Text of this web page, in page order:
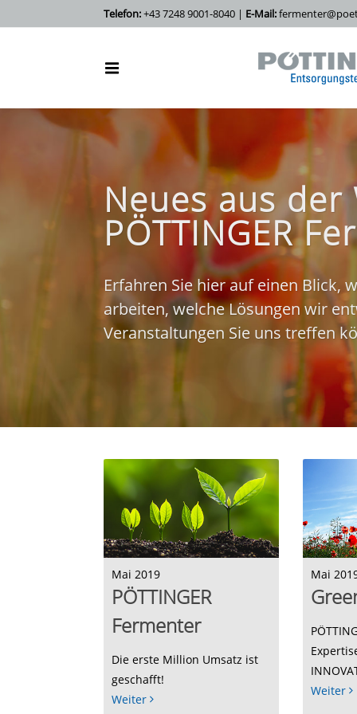
Telefon:+43 7248 9001-8040 | E-Mail:
Neues aus der
PÖTTINGER
Erfahren Sie hier auf einen Blick,
arbeiten, welche Lösungen wir
Veranstaltungen Sie uns treffen
Mai 2019
PÖTTINGER
Fermenter
Die erste Million Umsatz ist
geschafft!
Weiter
Mai
Weiter